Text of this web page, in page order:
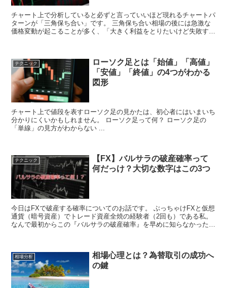
チャート上で分析していると必ずと言っていいほど現れるチャートパ
ターンが「三角保ち合い」です。 三角保ち合い相場の後には急激な
価格変動が起こることが多く、「大きく利益をとりたいけど失敗す
テクニック
ローソク足とは「始値」「高値」
「安値」「終値」の4つがわかる
図形
チャート上で値段を表すローソク足の見かたは、初心者にはいまいち
分かりにくいかもしれません。 ローソク足って何？ ローソク足の
テクニック
【FX】バルサラの破産確率って
何だっけ？大切な数字はこの3つ
今日はFXで破産する確率についてのお話です。 ぶっちゃけFXと仮想
通貨（暗号資産）でトレード資産全焼の経験者（2回も）である私。
なんで最初からこの『バルサラの破産確率』を早めに知らなかったの
相場分析
相場心理とは？為替取引の成功へ
の鍵